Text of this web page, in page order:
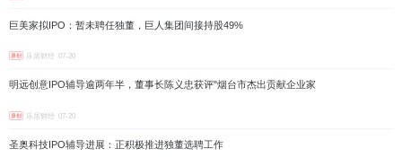
巨美家拟IPO：暂未聘任独董，巨人集团间接持股49%
原创 乐居财经 07-20
明远创意IPO辅导逾两年半，董事长陈义忠获评"烟台市杰出贡献企业家
原创 乐居财经 07-20
圣奥科技IPO辅导进展：正积极推进独董选聘工作